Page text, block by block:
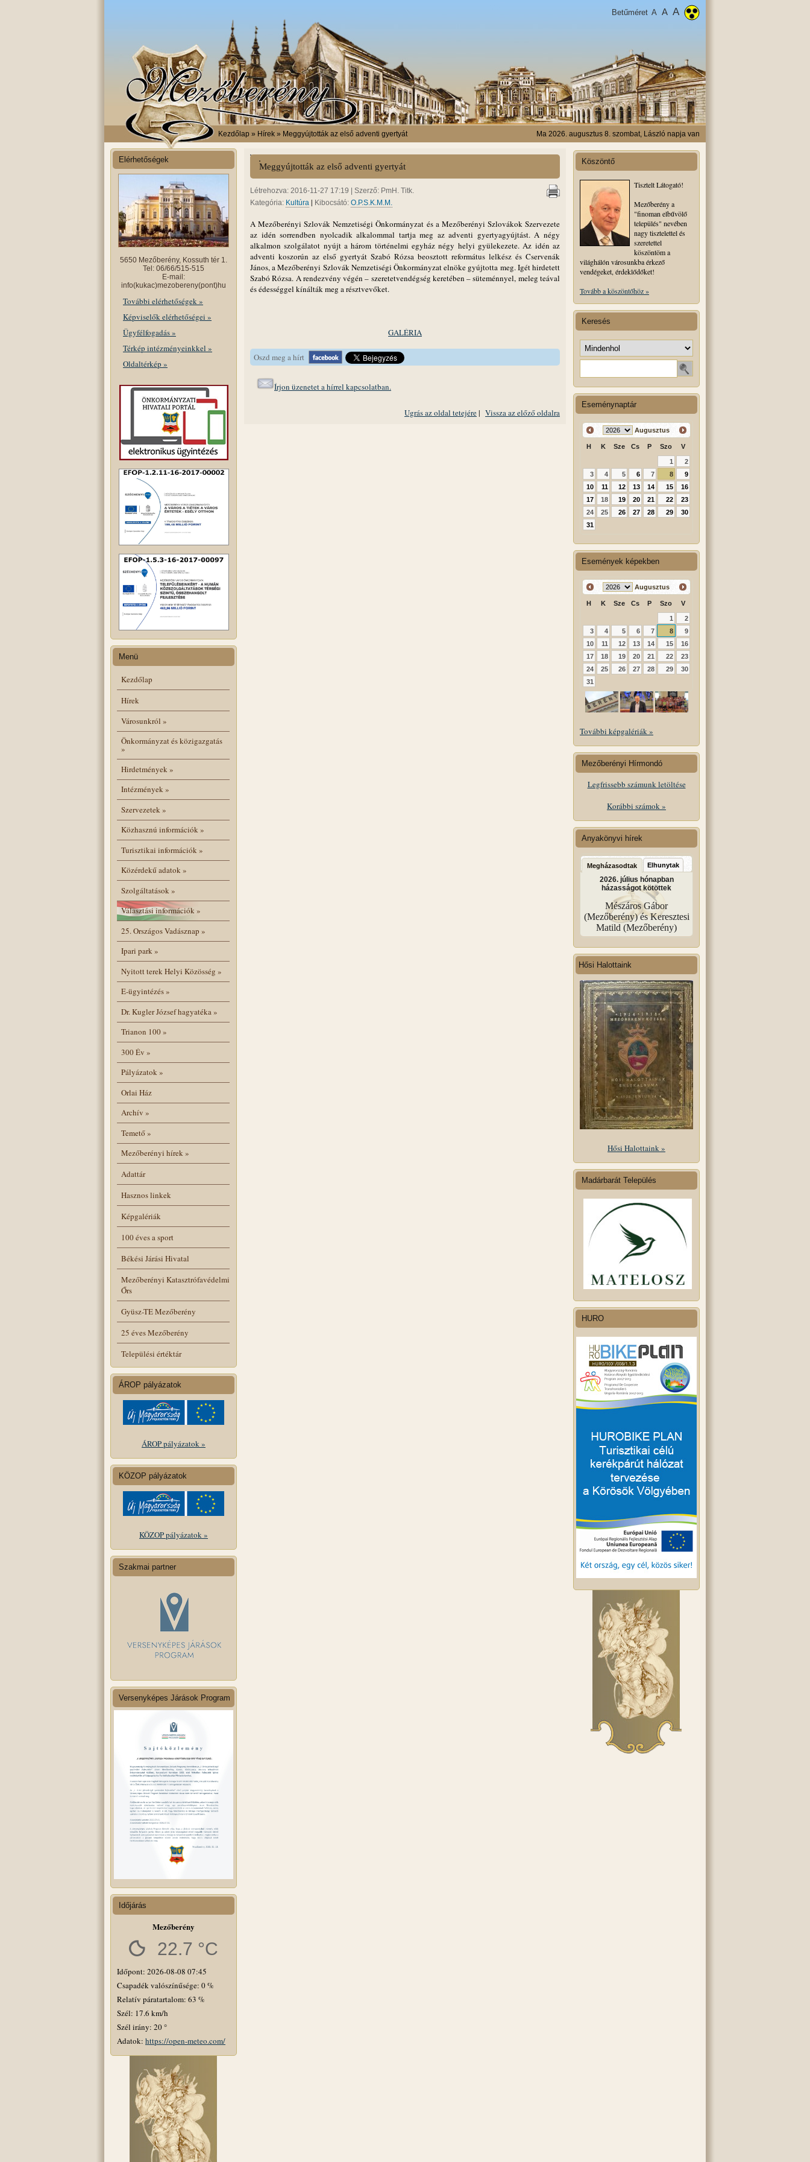
Betűméret A A A
Kezdőlap » Hírek » Meggyújtották az első adventi gyertyát Ma 2026. augusztus 8. szombat, László napja van
Elérhetőségek
5650 Mezőberény, Kossuth tér 1.
Tel: 06/66/515-515
E-mail:
info(kukac)mezobereny(pont)hu
További elérhetőségek »
Képviselők elérhetőségei »
Ügyfélfogadás »
Térkép intézményeinkkel »
Oldaltérkép »
Menü
Kezdőlap
Hírek
Városunkról »
Önkormányzat és közigazgatás
»
Hirdetmények»
Intézmények»
Szervezetek»
Közhasznú információk»
Turisztikai információk»
Közérdekű adatok»
Szolgáltatások»
Választási információk»
25. Országos Vadásznap »
Ipari park»
Nyitott terek Helyi Közösség »
E-ügyintézés»
Dr. Kugler József hagyatéka»
Trianon 100»
300 Év »
Pályázatok»
Orlai Ház
Archív »
Temető»
Mezőberényi hírek»
Adattár
Hasznos linkek
Képgalériák
100 éves a sport
Békési Járási Hivatal
Mezőberényi Katasztrófavédelmi
Őrs
Gyüsz-TE Mezőberény
25 éves Mezőberény
Települési értéktár
ÁROP pályázatok
ÁROP pályázatok »
KÖZOP pályázatok
KÖZOP pályázatok »
Szakmai partner
Versenyképes Járások Program
Időjárás
Mezőberény
22.7 °C
Időpont: 2026-08-08 07:45
Csapadék valószínűsége: 0 %
Relatív páratartalom: 63 %
Szél: 17.6 km/h
Szél irány: 20 °
Adatok: https://open-meteo.com/
Meggyújtották az első adventi gyertyát
Létrehozva: 2016-11-27 17:19 | Szerző: PmH. Titk.
Kategória: Kultúra | Kibocsátó: O.P.S.K.M.M.
A Mezőberényi Szlovák Nemzetiségi Önkormányzat és a Mezőberényi Szlovákok Szervezete
az idén sorrendben nyolcadik alkalommal tartja meg az adventi gyertyagyújtást. A négy
alkalmon szolgálatot nyújt a három történelmi egyház négy helyi gyülekezete. Az idén az
adventi koszorún az első gyertyát Szabó Rózsa beosztott református lelkész és Cservenák
János, a Mezőberényi Szlovák Nemzetiségi Önkormányzat elnöke gyújtotta meg. Igét hirdetett
Szabó Rózsa. A rendezvény végén – szeretetvendégség keretében – süteménnyel, meleg teával
és édességgel kínálták meg a résztvevőket.
GALÉRIA
Oszd meg a hírt
Írjon üzenetet a hírrel kapcsolatban.
Ugrás az oldal tetejére| Vissza az előző oldalra
Köszöntő
Tisztelt Látogató!
Mezőberény a
"finoman elbűvölő
település" nevében
nagy tisztelettel és
szeretettel
köszöntöm a
világhálón városunkba érkező
vendégeket, érdeklődőket!
Tovább a köszöntőhöz »
Keresés
Keresés helye
Eseménynaptár
Augusztus
H K Sze Cs P Szo V
1
2
3
4 5 6 7 8
9
10
11 12 13 14 15
16
17
18 19 20 21 22
23
24
25 26 27 28 29
30
31
Események képekben
Augusztus
H K Sze Cs P Szo V
1
2
3
4 5 6 7 8
9
10
11 12 13 14 15
16
17
18 19 20 21 22
23
24
25 26 27 28 29
30
31
További képgalériák »
Mezőberényi Hírmondó
Legfrissebb számunk letöltése
Korábbi számok »
Anyakönyvi hírek
Megházasodtak Elhunytak
2026. július hónapban
házasságot kötöttek
Mészáros Gábor
(Mezőberény) és Keresztesi
Matild (Mezőberény)
Hősi Halottaink
Hősi Halottaink »
Madárbarát Település
HURO